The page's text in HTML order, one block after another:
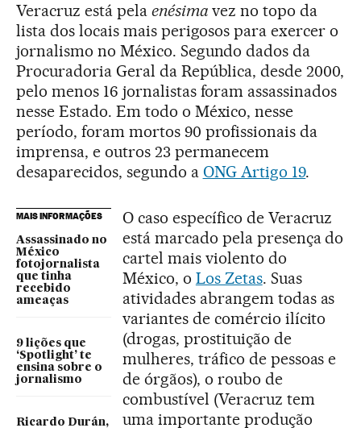
Veracruz está pela enésima vez no topo da
lista dos locais mais perigosos para exercer o
jornalismo no México. Segundo dados da
Procuradoria Geral da República, desde 2000,
pelo menos 16 jornalistas foram assassinados
nesse Estado. Em todo o México, nesse
período, foram mortos 90 profissionais da
imprensa, e outros 23 permanecem
desaparecidos, segundo a ONG Artigo 19.
MAIS INFORMAÇÕES
Assassinado no
México
fotojornalista
que tinha
recebido
ameaças
9 lições que
‘Spotlight’ te
ensina sobre o
jornalismo
Ricardo Durán,
O caso específico de Veracruz
está marcado pela presença do
cartel mais violento do
México, o Los Zetas. Suas
atividades abrangem todas as
variantes de comércio ilícito
(drogas, prostituição de
mulheres, tráfico de pessoas e
de órgãos), o roubo de
combustível (Veracruz tem
uma importante produção